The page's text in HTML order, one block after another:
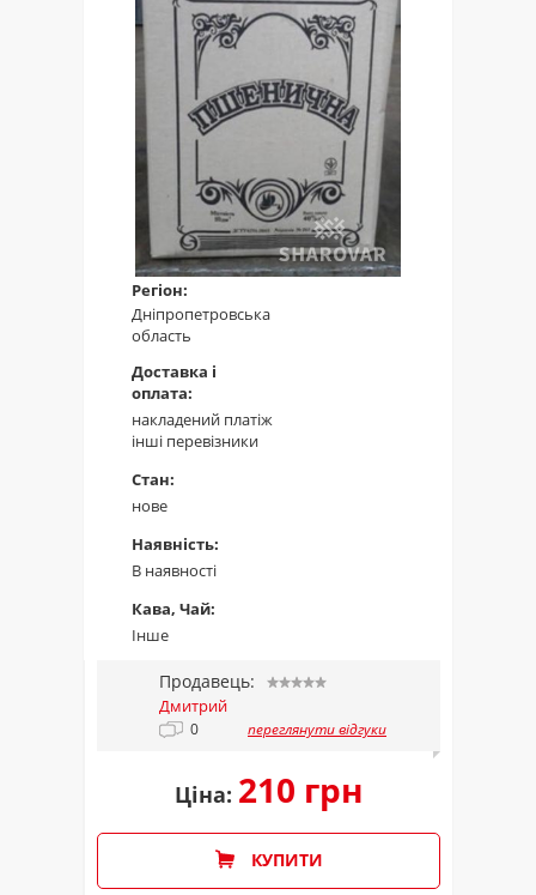
Регіон:
Дніпропетровська
область
Доставка і
оплата:
накладений платіж
інші перевізники
Стан:
нове
Наявність:
В наявності
Кава, Чай:
Інше
Продавець:
Дмитрий
0 переглянути відгуки
Ціна: 210 грн
КУПИТИ